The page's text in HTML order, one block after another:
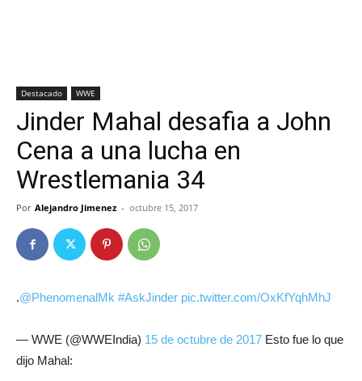
Destacado WWE
Jinder Mahal desafia a John
Cena a una lucha en
Wrestlemania 34
Por Alejandro Jimenez - octubre 15, 2017
.@PhenomenalMk #AskJinder pic.twitter.com/OxKfYqhMhJ
— WWE (@WWEIndia) 15 de octubre de 2017 Esto fue lo que
dijo Mahal: